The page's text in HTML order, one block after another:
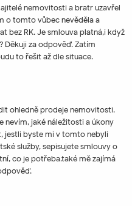
nemovitosti a bratr uzavřel
o tomto vůbec nevěděla a
bez RK. Je smlouva platná,i když
Děkuji za odpověď. Zatím
to řešit až dle situace.
ohledně prodeje nemovitosti.
nevím, jaké náležitosti a úkony
jestli byste mi v tomto nebyli
služby, sepisujete smlouvy o
co je potřeba.také mě zajímá